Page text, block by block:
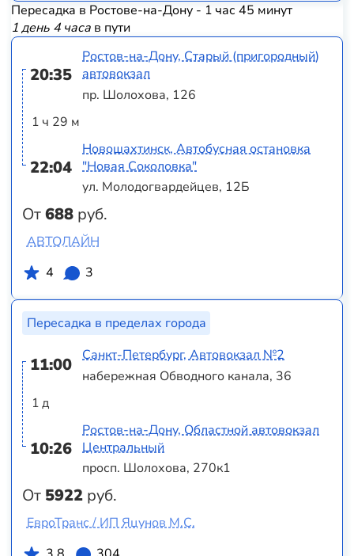
Пересадка в Ростове-на-Дону - 1 час 45 минут
1 день 4 часав пути
20:35
1 ч 29 м
22:04
От688 руб.
Ростов-на-Дону, Старый (пригородный)
автовокзал
пр. Шолохова, 126
Новошахтинск, Автобусная остановка
"Новая Соколовка"
ул. Молодогвардейцев, 12Б
АВТОЛАЙН
4
3
Пересадка в пределах города
11:00
1 д
10:26
От 5922 руб.
Санкт-Петербург, Автовокзал №2
набережная Обводного канала, 36
Ростов-на-Дону, Областной автовокзал
Центральный
просп. Шолохова, 270к1
ЕвроТранс / ИП Яцунов М.С.